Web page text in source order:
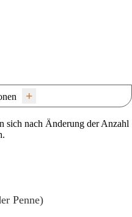
+
sich nach Änderung der Anzahl
Penne)